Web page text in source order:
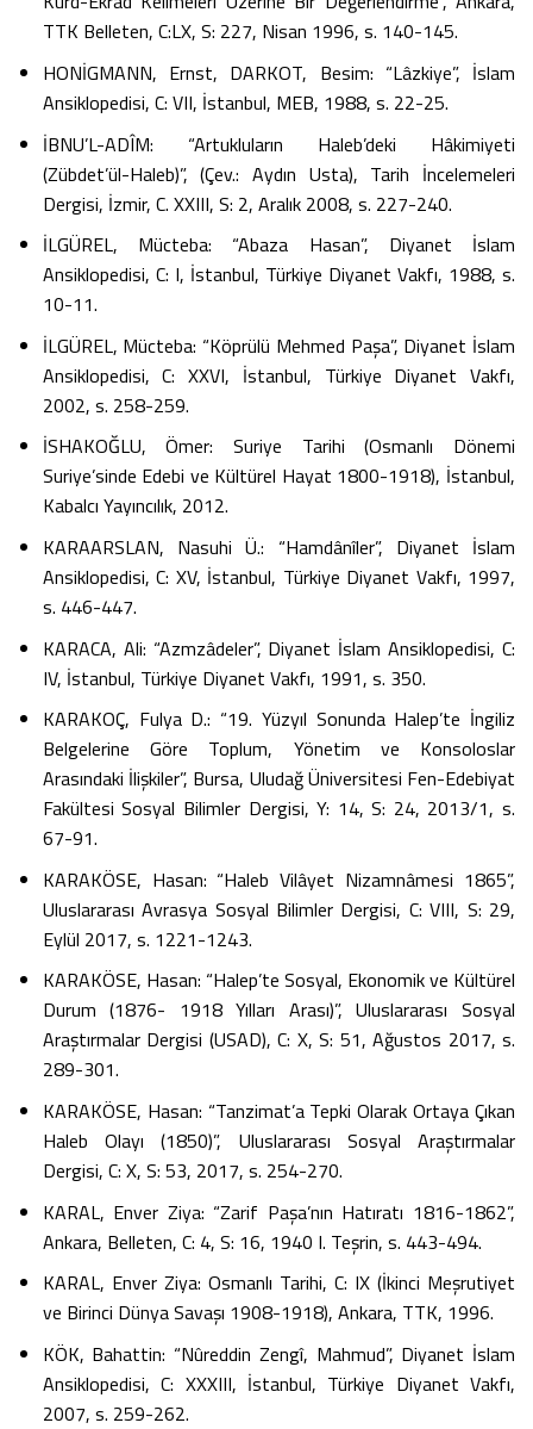
TTK Belleten, C:LX, S: 227, Nisan 1996, s. 140-145.
HONİGMANN, Ernst, DARKOT, Besim: “Lâzkiye”, İslam
Ansiklopedisi, C: VII, İstanbul, MEB, 1988, s. 22-25.
İBNU’L-ADÎM: “Artukluların Haleb’deki Hâkimiyeti
(Zübdet’ül-Haleb)”, (Çev.: Aydın Usta), Tarih İncelemeleri
Dergisi, İzmir, C. XXIII, S: 2, Aralık 2008, s. 227-240.
İLGÜREL, Mücteba: “Abaza Hasan”, Diyanet İslam
Ansiklopedisi, C: I, İstanbul, Türkiye Diyanet Vakfı, 1988, s.
10-11.
İLGÜREL, Mücteba: “Köprülü Mehmed Paşa”, Diyanet İslam
Ansiklopedisi, C: XXVI, İstanbul, Türkiye Diyanet Vakfı,
2002, s. 258-259.
İSHAKOĞLU, Ömer: Suriye Tarihi (Osmanlı Dönemi
Suriye’sinde Edebi ve Kültürel Hayat 1800-1918), İstanbul,
Kabalcı Yayıncılık, 2012.
KARAARSLAN, Nasuhi Ü.: “Hamdânîler”, Diyanet İslam
Ansiklopedisi, C: XV, İstanbul, Türkiye Diyanet Vakfı, 1997,
s. 446-447.
KARACA, Ali: “Azmzâdeler”, Diyanet İslam Ansiklopedisi, C:
IV, İstanbul, Türkiye Diyanet Vakfı, 1991, s. 350.
KARAKOÇ, Fulya D.: “19. Yüzyıl Sonunda Halep’te İngiliz
Belgelerine Göre Toplum, Yönetim ve Konsoloslar
Arasındaki İlişkiler”, Bursa, Uludağ Üniversitesi Fen-Edebiyat
Fakültesi Sosyal Bilimler Dergisi, Y: 14, S: 24, 2013/1, s.
67-91.
KARAKÖSE, Hasan: “Haleb Vilâyet Nizamnâmesi 1865”,
Uluslararası Avrasya Sosyal Bilimler Dergisi, C: VIII, S: 29,
Eylül 2017, s. 1221-1243.
KARAKÖSE, Hasan: “Halep’te Sosyal, Ekonomik ve Kültürel
Durum (1876- 1918 Yılları Arası)”, Uluslararası Sosyal
Araştırmalar Dergisi (USAD), C: X, S: 51, Ağustos 2017, s.
289-301.
KARAKÖSE, Hasan: “Tanzimat’a Tepki Olarak Ortaya Çıkan
Haleb Olayı (1850)”, Uluslararası Sosyal Araştırmalar
Dergisi, C: X, S: 53, 2017, s. 254-270.
KARAL, Enver Ziya: “Zarif Paşa’nın Hatıratı 1816-1862”,
Ankara, Belleten, C: 4, S: 16, 1940 I. Teşrin, s. 443-494.
KARAL, Enver Ziya: Osmanlı Tarihi, C: IX (İkinci Meşrutiyet
ve Birinci Dünya Savaşı 1908-1918), Ankara, TTK, 1996.
KÖK, Bahattin: “Nûreddin Zengî, Mahmud”, Diyanet İslam
Ansiklopedisi, C: XXXIII, İstanbul, Türkiye Diyanet Vakfı,
2007, s. 259-262.